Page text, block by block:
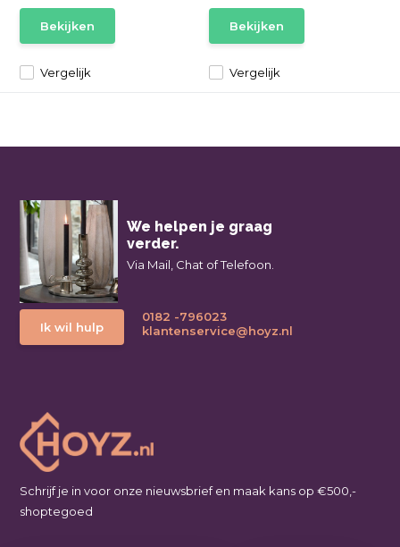
Vergelijk
Bekijken
Vergelijk
Bekijken
We helpen je graag
verder.
Via Mail, Chat of Telefoon.
Ik wil hulp
0182 -796023
klantenservice@hoyz.nl
Schrijf je in voor onze nieuwsbrief en maak kans op €500,-
shoptegoed